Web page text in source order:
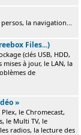
la navigation...
Files...)
(clés USB, HDD,
mises à jour, le LAN, la
de
»
le Chromecast,
le Multi TV, le
radios, la lecture des